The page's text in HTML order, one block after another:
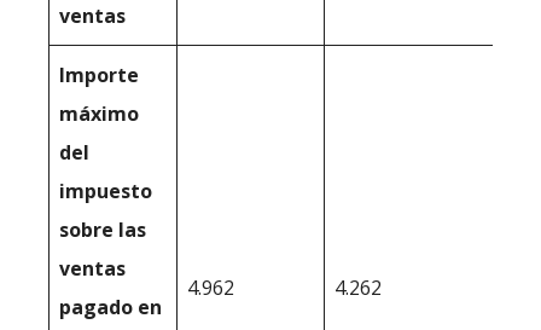
ventas
Importe
máximo
del
impuesto
sobre las
ventas
pagado en
4.962 4.262